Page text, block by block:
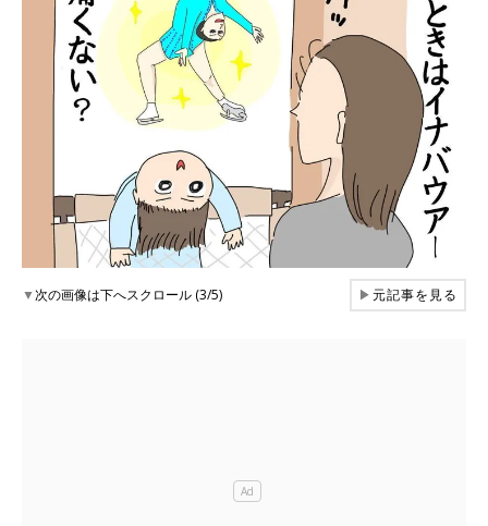
▼次の画像は下へスクロール (3/5) ▶元記事を見る